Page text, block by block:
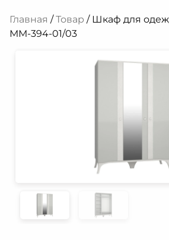
Главная /Товар / Шкаф для
ММ-394-01/03